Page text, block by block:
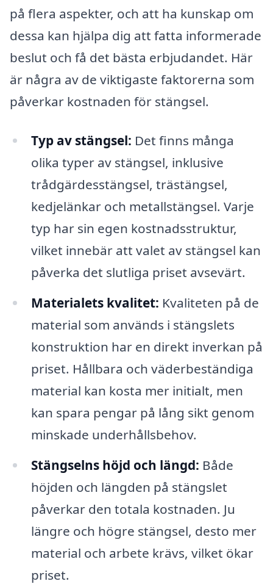
på flera aspekter, och att ha kunskap om
dessa kan hjälpa dig att fatta informerade
beslut och få det bästa erbjudandet. Här
är några av de viktigaste faktorerna som
påverkar kostnaden för stängsel.
Typ av stängsel: Det finns många
olika typer av stängsel, inklusive
trådgärdesstängsel, trästängsel,
kedjelänkar och metallstängsel. Varje
typ har sin egen kostnadsstruktur,
vilket innebär att valet av stängsel kan
påverka det slutliga priset avsevärt.
Materialets kvalitet: Kvaliteten på de
material som används i stängslets
konstruktion har en direkt inverkan på
priset. Hållbara och väderbeständiga
material kan kosta mer initialt, men
kan spara pengar på lång sikt genom
minskade underhållsbehov.
Stängselns höjd och längd: Både
höjden och längden på stängslet
påverkar den totala kostnaden. Ju
längre och högre stängsel, desto mer
material och arbete krävs, vilket ökar
priset.